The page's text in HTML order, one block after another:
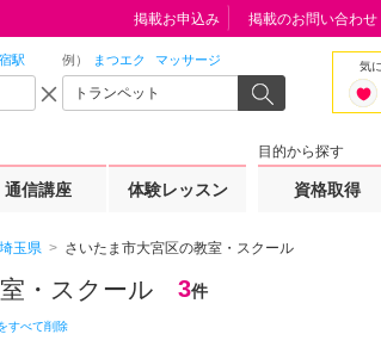
駅 例） まつエク マッサージ 気
通信講座 体験レッスン
目的から探す
資格取得
掲載お申込み 掲載のお問い合わせ
埼玉県 さいたま市大宮区の教室・スクール
・スクール 3件
すべて削除